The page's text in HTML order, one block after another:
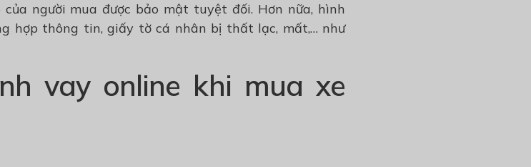
người mua được bảo mật tuyệt đối. Hơn nữa, hình
hợp thông tin, giấy tờ cá nhân bị thất lạc, mất,… như
vay online khi mua xe